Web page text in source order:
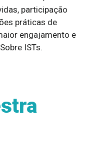
participação
práticas de
engajamento e
ISTs.